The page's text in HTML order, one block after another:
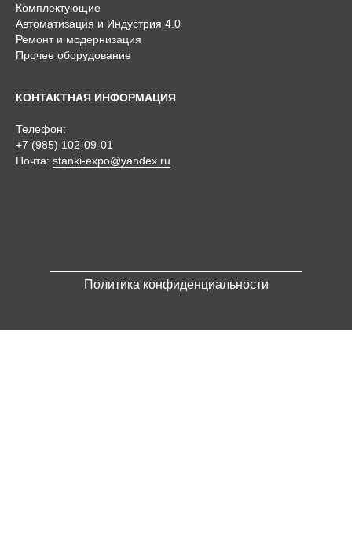
Комплектующие
Автоматизация и Индустрия 4.0
Ремонт и модернизация
Прочее оборудование
КОНТАКТНАЯ ИНФОРМАЦИЯ
Телефон:
+7 (985) 102-09-01
Почта: stanki-expo@yandex.ru
Политика конфиденциальности